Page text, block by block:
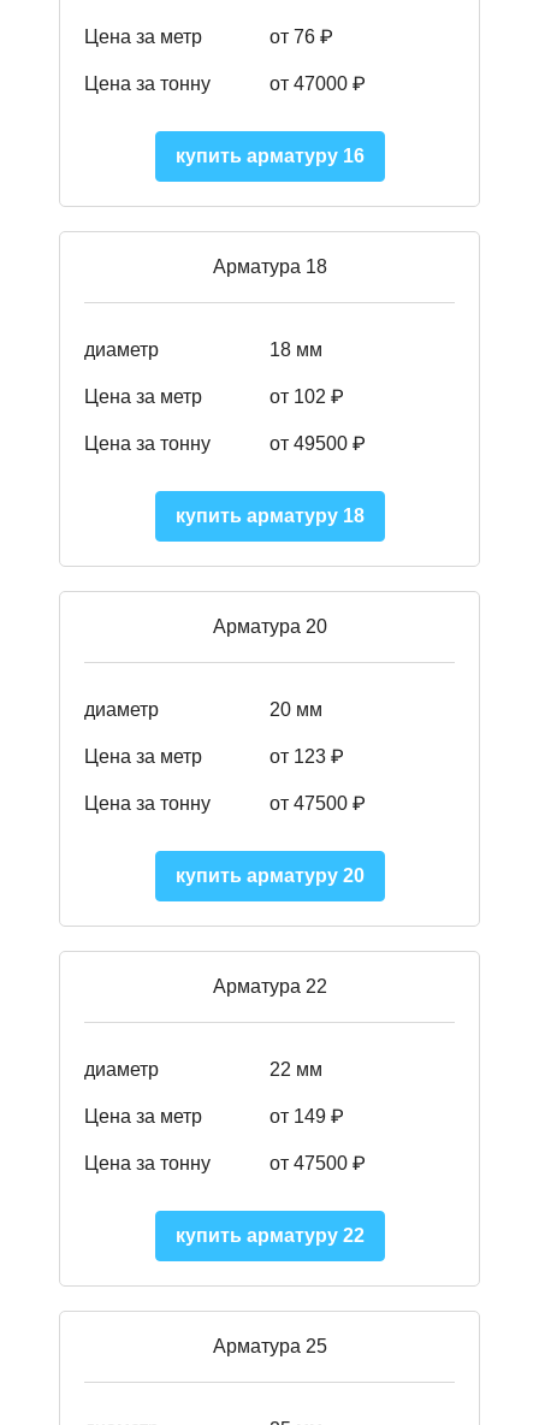
Цена за метр от 76 ₽
Цена за тонну от 47000 ₽
купить арматуру 16
Арматура 18
диаметр 18 мм
Цена за метр от 102 ₽
Цена за тонну от 49500 ₽
купить арматуру 18
Арматура 20
диаметр 20 мм
Цена за метр от 123 ₽
Цена за тонну от 47500 ₽
купить арматуру 20
Арматура 22
диаметр 22 мм
Цена за метр от 149 ₽
Цена за тонну от 47500 ₽
купить арматуру 22
Арматура 25